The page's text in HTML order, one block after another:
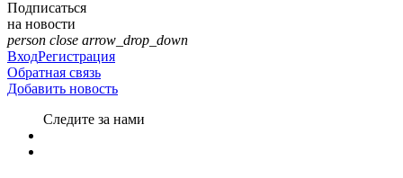
Подписаться
на новости
person close arrow_drop_down
ВходРегистрация
Обратная связь
Добавить новость
Cледите за нами